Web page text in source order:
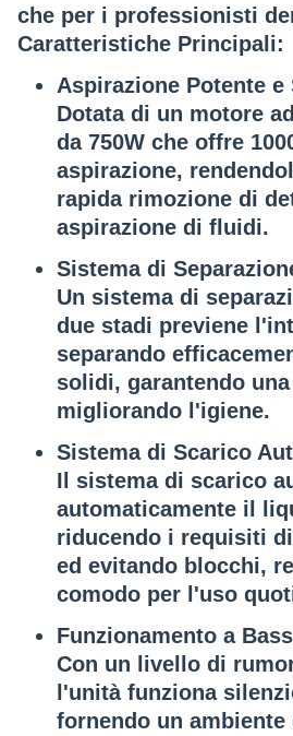
che per i professionisti
Caratteristiche Principali:
Aspirazione Potente e
Dotata di un motore
da 750W che offre
aspirazione,
rapida rimozione di
aspirazione di fluidi.
Sistema di
Un sistema di
due stadi previene
separando
solidi, garantendo
migliorando l'igiene.
Sistema di Scarico
Il sistema di scarico
automaticamente il
riducendo i requisiti
ed evitando blocchi,
comodo per l'uso
Funzionamento a
Con un livello di
l'unità funziona
fornendo un